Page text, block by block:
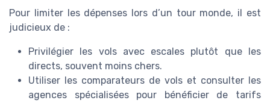
Pour limiter les dépenses lors d’un tour monde, il est
judicieux de :
Privilégier les vols avec escales plutôt que les
directs, souvent moins chers.
Utiliser les comparateurs de vols et consulter les
agences spécialisées pour bénéficier de tarifs